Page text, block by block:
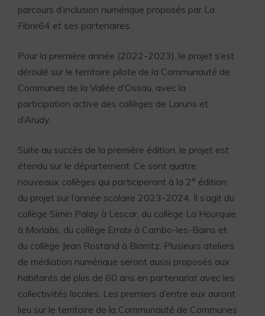
parcours d’inclusion numérique proposés par La
Fibre64 et ses partenaires.
Pour la première année (2022-2023), le projet s’est
déroulé sur le territoire pilote de la Communauté de
Communes de la Vallée d’Ossau, avec la
participation active des collèges de Laruns et
d’Arudy.
Suite au succès de la première édition, le projet est
étendu sur le département. Ce sont quatre
nouveaux collèges qui participeront à la 2° édition
du projet sur l’année scolaire 2023-2024. Il s’agit du
collège Simin Palay à Lescar, du collège La Hourquie
à Morlaàs, du collège Errobi à Cambo-les-Bains et
du collège Jean Rostand à Biarritz. Plusieurs ateliers
de médiation numérique seront aussi proposés aux
habitants de plus de 60 ans en partenariat avec les
collectivités locales. Les premiers d’entre eux auront
lieu sur le territoire de la Communauté de Communes